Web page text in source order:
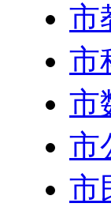
市
市
市
市
市